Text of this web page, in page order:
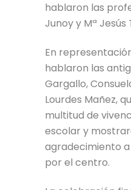
hablaron las
Junoy y Mª Jesús
En
hablaron las
Gargallo,
Lourdes Mañez,
multitud de
escolar y
agradecimiento
por el centro.